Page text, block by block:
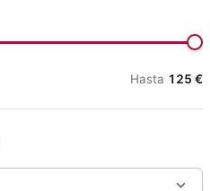
Hasta 125 €